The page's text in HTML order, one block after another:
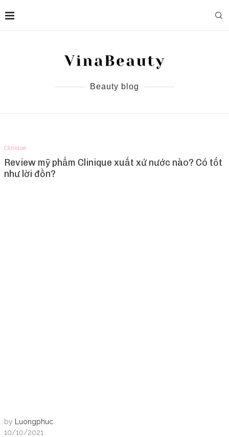
Beauty blog
Clinique
Review mỹ phẩm Clinique xuất xứ nước nào? Có tốt
như lời đồn?
by
Luongphuc
10/10/2021